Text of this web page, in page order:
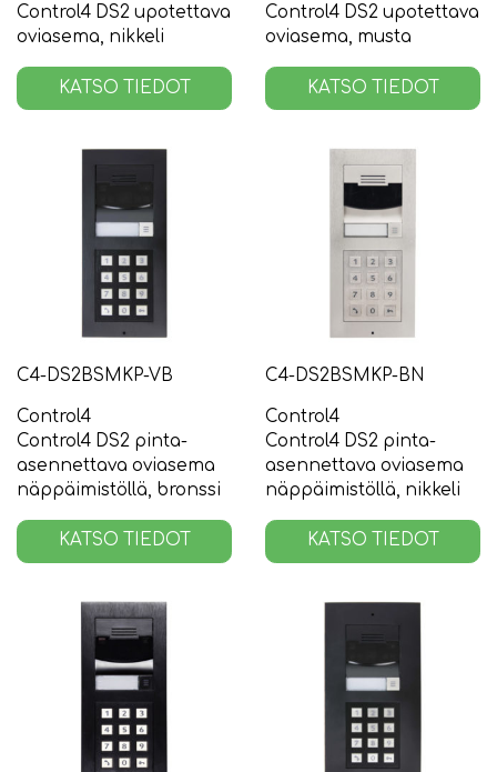
Control4 DS2 upotettava
oviasema, nikkeli
KATSO TIEDOT
Control4 DS2 upotettava
oviasema, musta
KATSO TIEDOT
C4-DS2BSMKP-VB
Control4
Control4 DS2 pinta-
asennettava oviasema
näppäimistöllä, bronssi
KATSO TIEDOT
C4-DS2BSMKP-BN
Control4
Control4 DS2 pinta-
asennettava oviasema
näppäimistöllä, nikkeli
KATSO TIEDOT